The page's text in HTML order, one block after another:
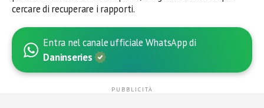
cercare di recuperare i rapporti.
Entra nel canale ufficiale WhatsApp di
Daninseries